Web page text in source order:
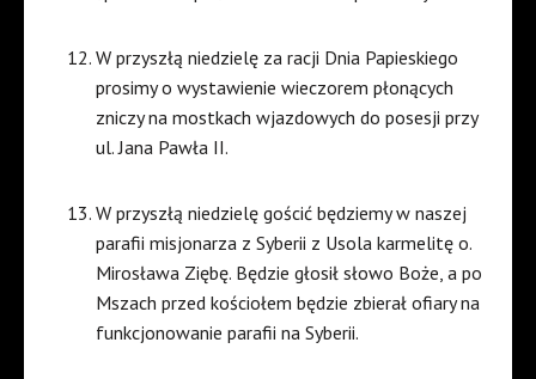
W przyszłą niedzielę za racji Dnia Papieskiego
prosimy o wystawienie wieczorem płonących
zniczy na mostkach wjazdowych do posesji przy
ul. Jana Pawła II.
W przyszłą niedzielę gościć będziemy w naszej
parafii misjonarza z Syberii z Usola karmelitę o.
Mirosława Ziębę. Będzie głosił słowo Boże, a po
Mszach przed kościołem będzie zbierał ofiary na
funkcjonowanie parafii na Syberii.